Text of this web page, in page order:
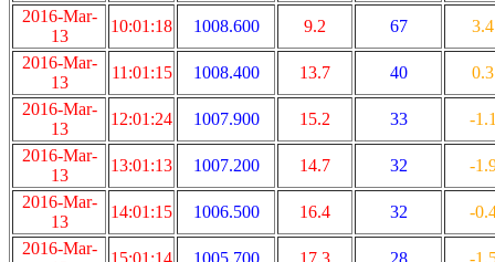
2016-Mar-
13
10:01:18 1008.600 9.2 67
3.4
2016-Mar-
13
11:01:15 1008.400 13.7 40
0.3
2016-Mar-
13
12:01:24 1007.900 15.2 33
-
2016-Mar-
13
13:01:13 1007.200 14.7 32
-
2016-Mar-
13
14:01:15 1006.500 16.4 32
-
2016-Mar-
15:01:14 1005.700 17.3 28
-